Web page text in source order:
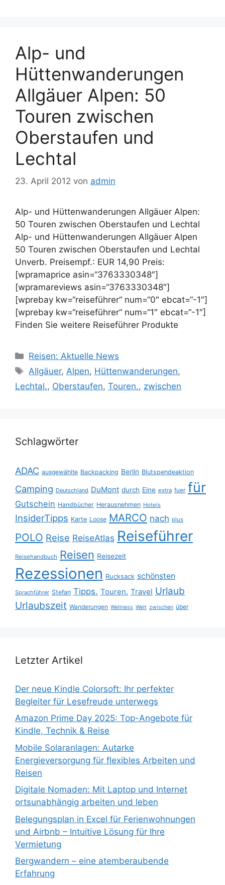
Alp- und
Hüttenwanderungen
Allgäuer Alpen: 50
Touren zwischen
Oberstaufen und
Lechtal
23. April 2012 von admin
Alp- und Hüttenwanderungen Allgäuer Alpen:
50 Touren zwischen Oberstaufen und Lechtal
Alp- und Hüttenwanderungen Allgäuer Alpen
50 Touren zwischen Oberstaufen und Lechtal
Unverb. Preisempf.: EUR 14,90 Preis:
[wpramaprice asin=“3763330348″]
[wpramareviews asin=“3763330348″]
[wprebay kw=“reiseführer“ num=“0″ ebcat=“-1″]
[wprebay kw=“reiseführer“ num=“1″ ebcat=“-1″]
Finden Sie weitere Reiseführer Produkte
Kategorien
Reisen: Aktuelle News
Schlagwörter
Allgäuer, Alpen, Hüttenwanderungen,
Lechtal., Oberstaufen, Touren., zwischen
Schlagwörter
ADAC ausgewählte Backpacking Berlin Blutspendeaktion
Camping Deutschland DuMont durch Eine extra fuer für
Gutschein Handbücher Herausnehmen Hotels
InsiderTipps Karte Loose MARCO nach plus
POLO Reise ReiseAtlas Reiseführer
Reisehandbuch Reisen Reisezeit
Rezessionen Rucksack schönsten
Sprachführer Stefan Tipps. Touren. Travel Urlaub
Urlaubszeit Wanderungen Wellness Welt zwischen über
Letzter Artikel
Der neue Kindle Colorsoft: Ihr perfekter
Begleiter für Lesefreude unterwegs
Amazon Prime Day 2025: Top-Angebote für
Kindle, Technik & Reise
Mobile Solaranlagen: Autarke
Energieversorgung für flexibles Arbeiten und
Reisen
Digitale Nomaden: Mit Laptop und Internet
ortsunabhängig arbeiten und leben
Belegungsplan in Excel für Ferienwohnungen
und Airbnb – Intuitive Lösung für Ihre
Vermietung
Bergwandern – eine atemberaubende
Erfahrung